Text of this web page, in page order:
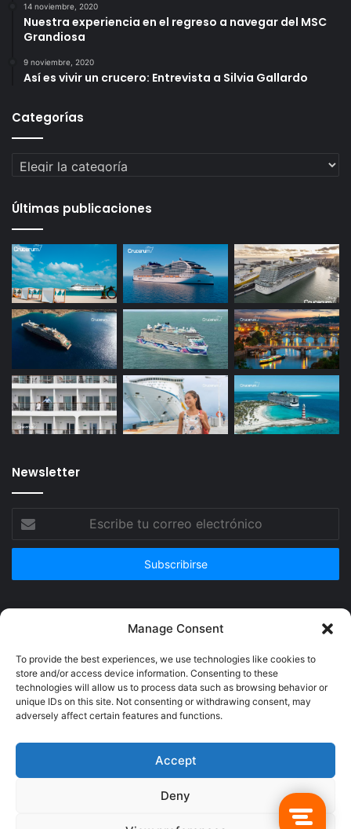
Manage Consent
To provide the best experiences, we use technologies like cookies to
store and/or access device information. Consenting to these
technologies will allow us to process data such as browsing behavior or
unique IDs on this site. Not consenting or withdrawing consent, may
adversely affect certain features and functions.
Accept
Deny
14 noviembre, 2020
Nuestra experiencia en el regreso a navegar del MSC
Grandiosa
9 noviembre, 2020
Así es vivir un crucero: Entrevista a Silvia Gallardo
Categorías
Categorías
Últimas publicaciones
Newsletter
correo
© Copyright 2026, Todos los derechos reservados @Crucerum |